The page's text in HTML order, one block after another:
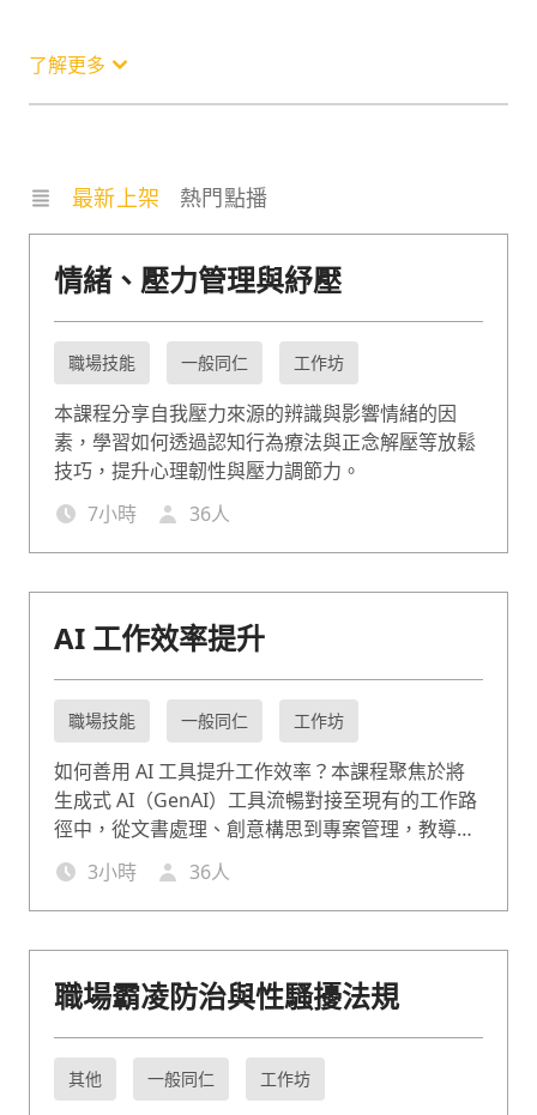
了解更多
最新上架 熱門點播
情緒、壓力管理與紓壓
職場技能 一般同仁 工作坊
本課程分享自我壓力來源的辨識與影響情緒的因
素，學習如何透過認知行為療法與正念解壓等放鬆
技巧，提升心理韌性與壓力調節力。
7小時 36人
AI 工作效率提升
職場技能 一般同仁 工作坊
如何善用 AI 工具提升工作效率？本課程聚焦於將
生成式 AI（GenAI）工具流暢對接至現有的工作路
徑中，從文書處理、創意構思到專案管理，教導學
員如何精準下令，與 AI 協作，讓 AI 成為最有默契
的數位同事。
3小時 36人
職場霸凌防治與性騷擾法規
其他 一般同仁 工作坊